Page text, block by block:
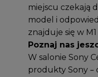
miejscu czekają
model i
znajduje się w
Poznaj nas
W salonie Sony
produkty Sony –